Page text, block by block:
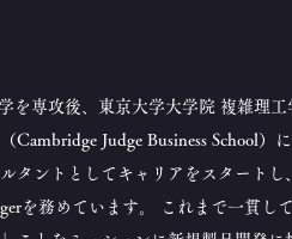
を専攻後、東京大学大学院 複雑理
Cambridge Judge Business School
タントとしてキャリアをスタートし
を務めています。 これまで一貫し